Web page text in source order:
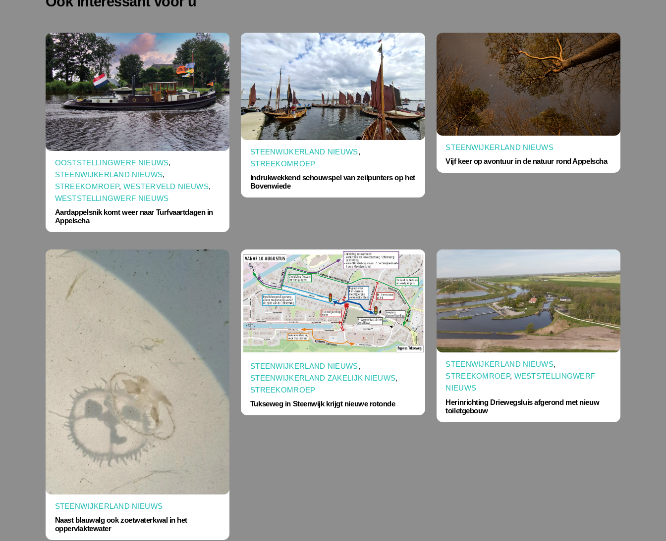
OOSTSTELLINGWERF NIEUWS,
STEENWIJKERLAND NIEUWS,
STREEKOMROEP, WESTERVELD NIEUWS,
WESTSTELLINGWERF NIEUWS
Aardappelsnik komt weer naar Turfvaartdagen in
Appelscha
STEENWIJKERLAND NIEUWS,
STREEKOMROEP
Indrukwekkend schouwspel van zeilpunters op het
Bovenwiede
STEENWIJKERLAND NIEUWS
Vijf keer op avontuur in de natuur rond Appelscha
STEENWIJKERLAND NIEUWS
Naast blauwalg ook zoetwaterkwal in het
oppervlaktewater
STEENWIJKERLAND NIEUWS,
STEENWIJKERLAND ZAKELIJK NIEUWS,
STREEKOMROEP
Tukseweg in Steenwijk krijgt nieuwe rotonde
STEENWIJKERLAND NIEUWS,
STREEKOMROEP, WESTSTELLINGWERF
NIEUWS
Herinrichting Driewegsluis afgerond met nieuw
toiletgebouw